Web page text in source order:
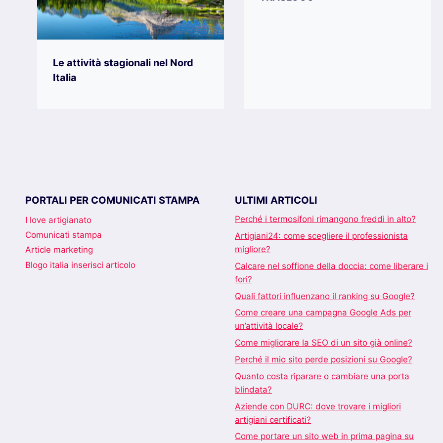
Le attività stagionali nel Nord
Italia
PORTALI PER COMUNICATI STAMPA
I love artigianato
Comunicati stampa
Article marketing
Blogo italia inserisci articolo
ULTIMI ARTICOLI
Perché i termosifoni rimangono freddi in alto?
Artigiani24: come scegliere il professionista
migliore?
Calcare nel soffione della doccia: come liberare i
fori?
Quali fattori influenzano il ranking su Google?
Come creare una campagna Google Ads per
un’attività locale?
Come migliorare la SEO di un sito già online?
Perché il mio sito perde posizioni su Google?
Quanto costa riparare o cambiare una porta
blindata?
Aziende con DURC: dove trovare i migliori
artigiani certificati?
Come portare un sito web in prima pagina su